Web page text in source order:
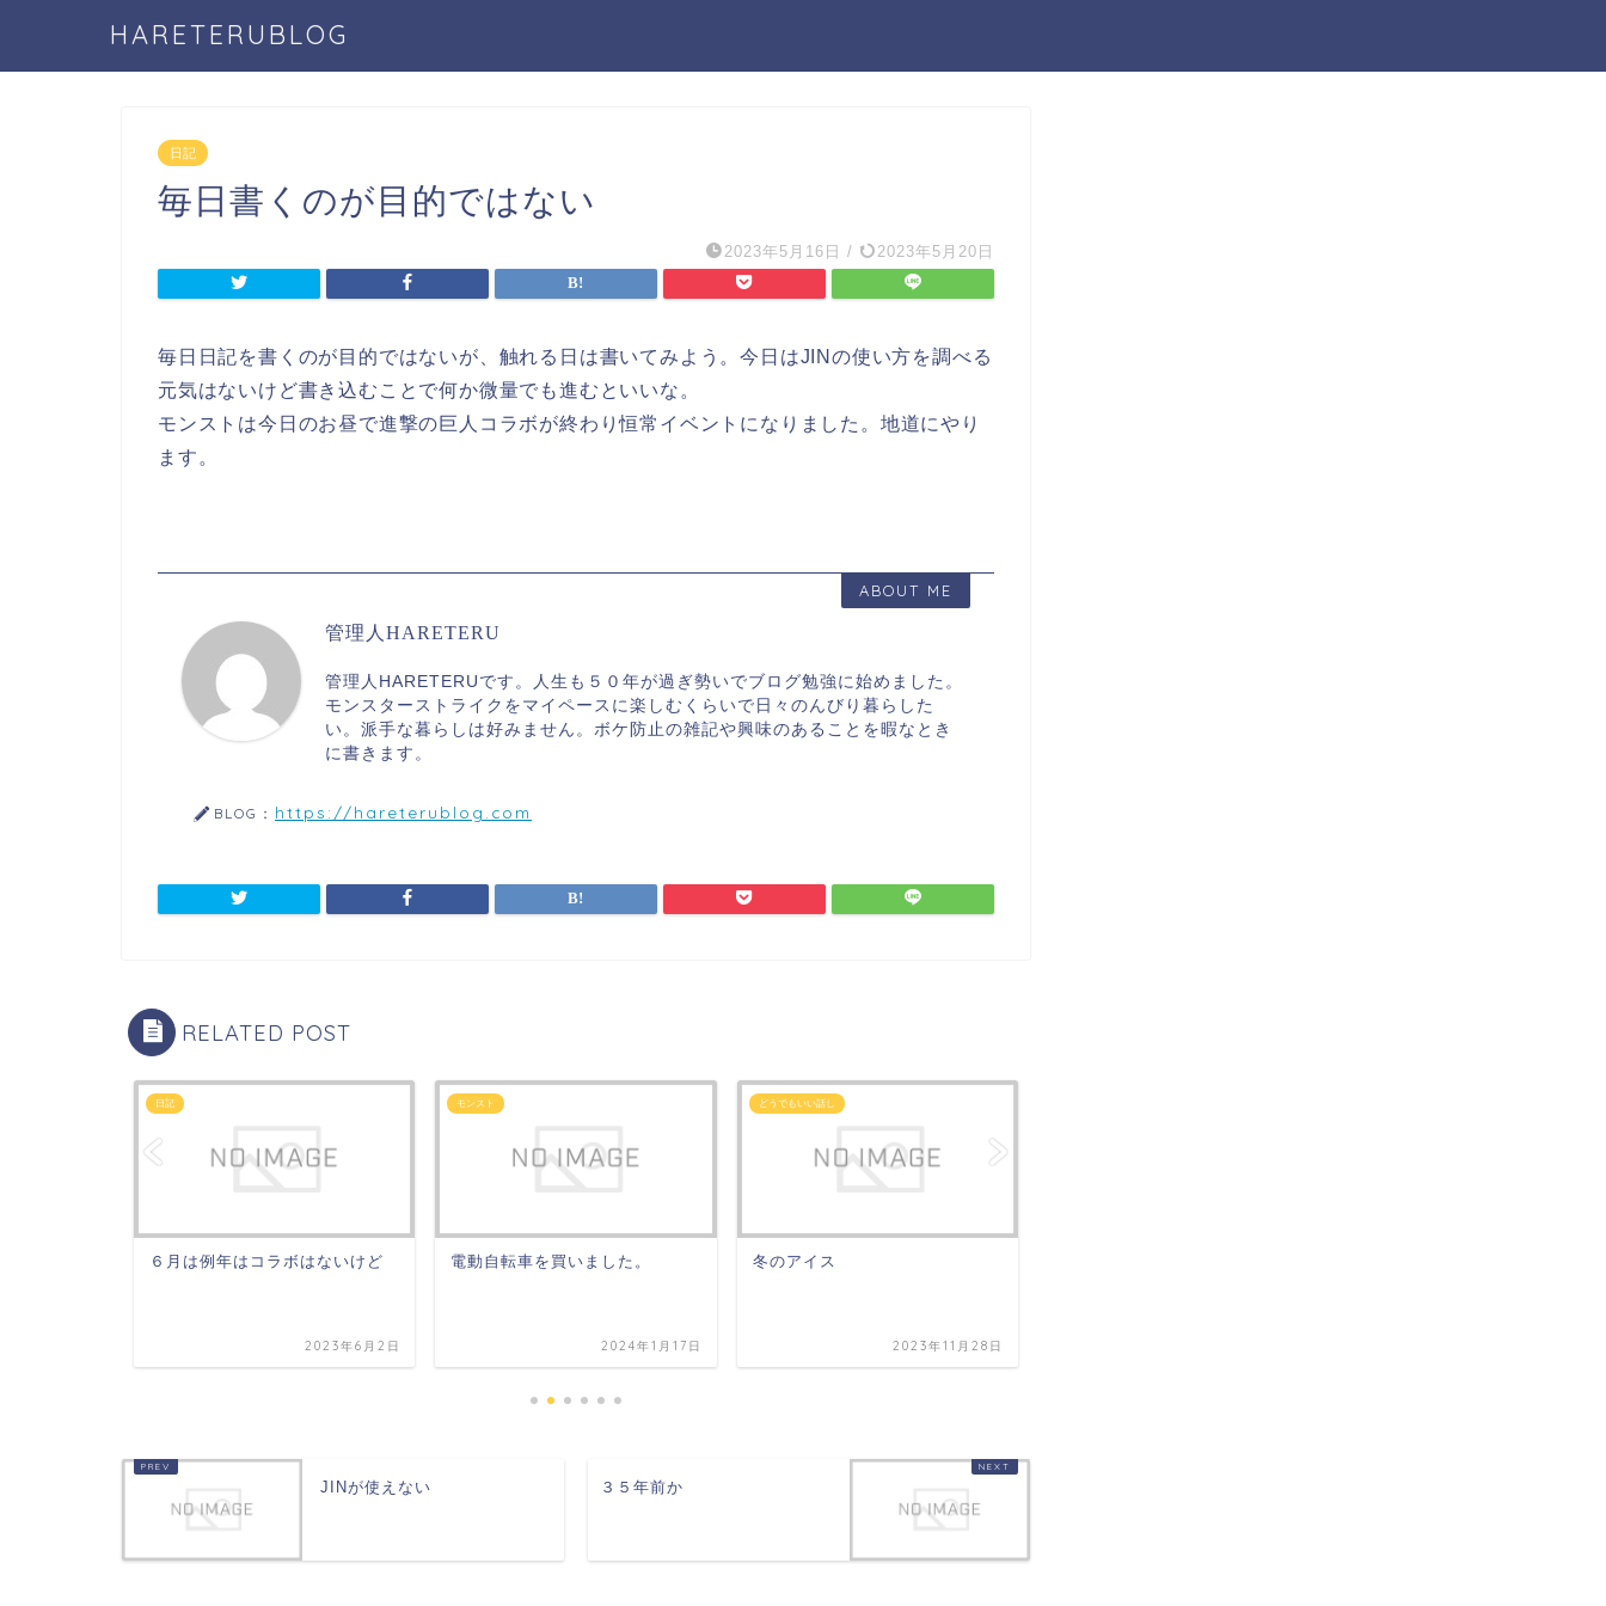
HARETERUBLOG
日記
毎日書くのが目的ではない
2023年5月16日 / 2023年5月20日
毎日日記を書くのが目的ではないが、触れる日は書いてみよう。今日はJINの使い方を調べる
元気はないけど書き込むことで何か微量でも進むといいな。
モンストは今日のお昼で進撃の巨人コラボが終わり恒常イベントになりました。地道にやり
ます。
ABOUT ME
管理人HARETERU
管理人HARETERUです。人生も５０年が過ぎ勢いでブログ勉強に始めました。
モンスターストライクをマイペースに楽しむくらいで日々のんびり暮らした
い。派手な暮らしは好みません。ボケ防止の雑記や興味のあることを暇なとき
に書きます。
BLOG： https://hareterublog.com
RELATED POST
日記
６月は例年はコラボはないけど
2023年6月2日
モンスト
電動自転車を買いました。
2024年1月17日
どうでもいい話し
冬のアイス
2023年11月28日
JINが使えない ３５年前か